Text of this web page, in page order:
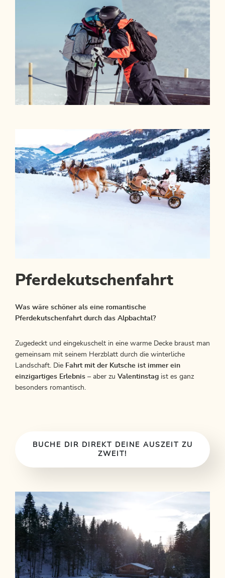
Pferdekutschenfahrt
Was wäre schöner als eine romantische
Pferdekutschenfahrt durch das Alpbachtal?
Zugedeckt und eingekuschelt in eine warme Decke braust man
gemeinsam mit seinem Herzblatt durch die winterliche
Landschaft. Die Fahrt mit der Kutsche ist immer ein
einzigartiges Erlebnis – aber zu Valentinstag ist es ganz
besonders romantisch.
BUCHE DIR DIREKT DEINE AUSZEIT ZU
ZWEIT!